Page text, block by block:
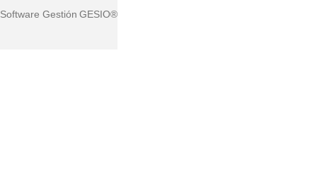
Software Gestión GESIO®